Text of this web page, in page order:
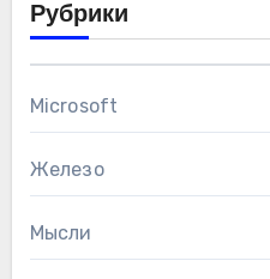
Рубрики
Microsoft
Железо
Мысли